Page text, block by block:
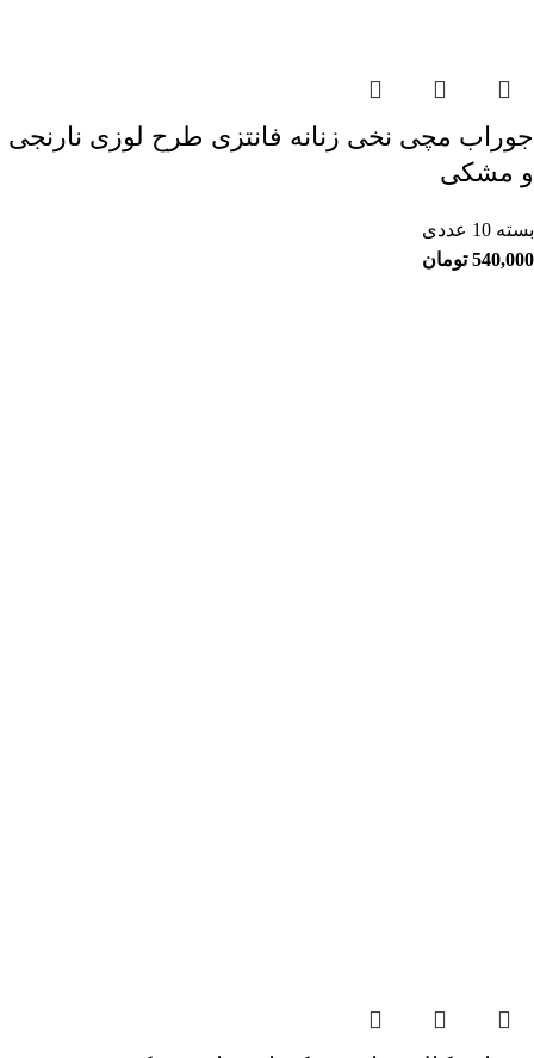
جوراب مچی نخی زنانه فانتزی طرح لوزی نارنجی
و مشکی
بسته 10 عددی
540,000 تومان